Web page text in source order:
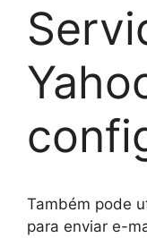
Também pode
para enviar e-